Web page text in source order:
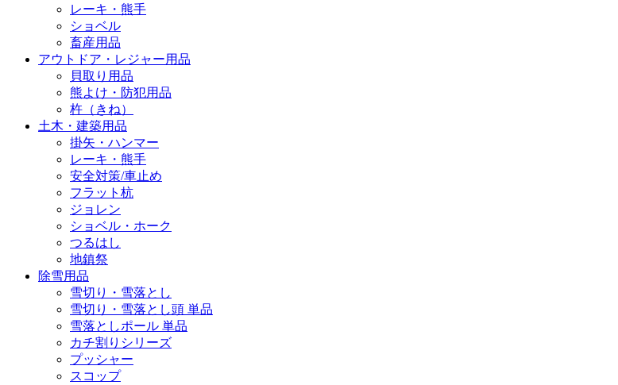
レーキ・熊手
ショベル
畜産用品
アウトドア・レジャー用品
貝取り用品
熊よけ・防犯用品
杵（きね）
土木・建築用品
掛矢・ハンマー
レーキ・熊手
安全対策/車止め
フラット杭
ジョレン
ショベル・ホーク
つるはし
地鎮祭
除雪用品
雪切り・雪落とし
雪切り・雪落とし頭 単品
雪落としポール 単品
カチ割りシリーズ
プッシャー
スコップ